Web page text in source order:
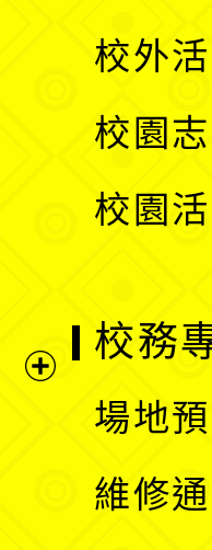
校外
校園
校園
校務
場地
維修